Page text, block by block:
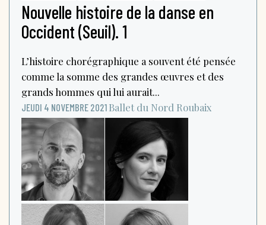
Nouvelle histoire de la danse en
Occident (Seuil). 1
L’histoire chorégraphique a souvent été pensée
comme la somme des grandes œuvres et des
grands hommes qui lui aurait...
JEUDI 4 NOVEMBRE 2021 Ballet du Nord Roubaix